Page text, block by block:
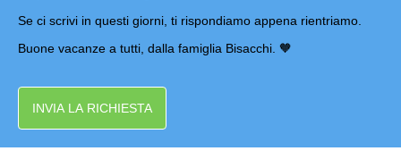
Se ci scrivi in questi giorni, ti rispondiamo appena rientriamo.
Buone vacanze a tutti, dalla famiglia Bisacchi. 🧡
INVIA LA RICHIESTA